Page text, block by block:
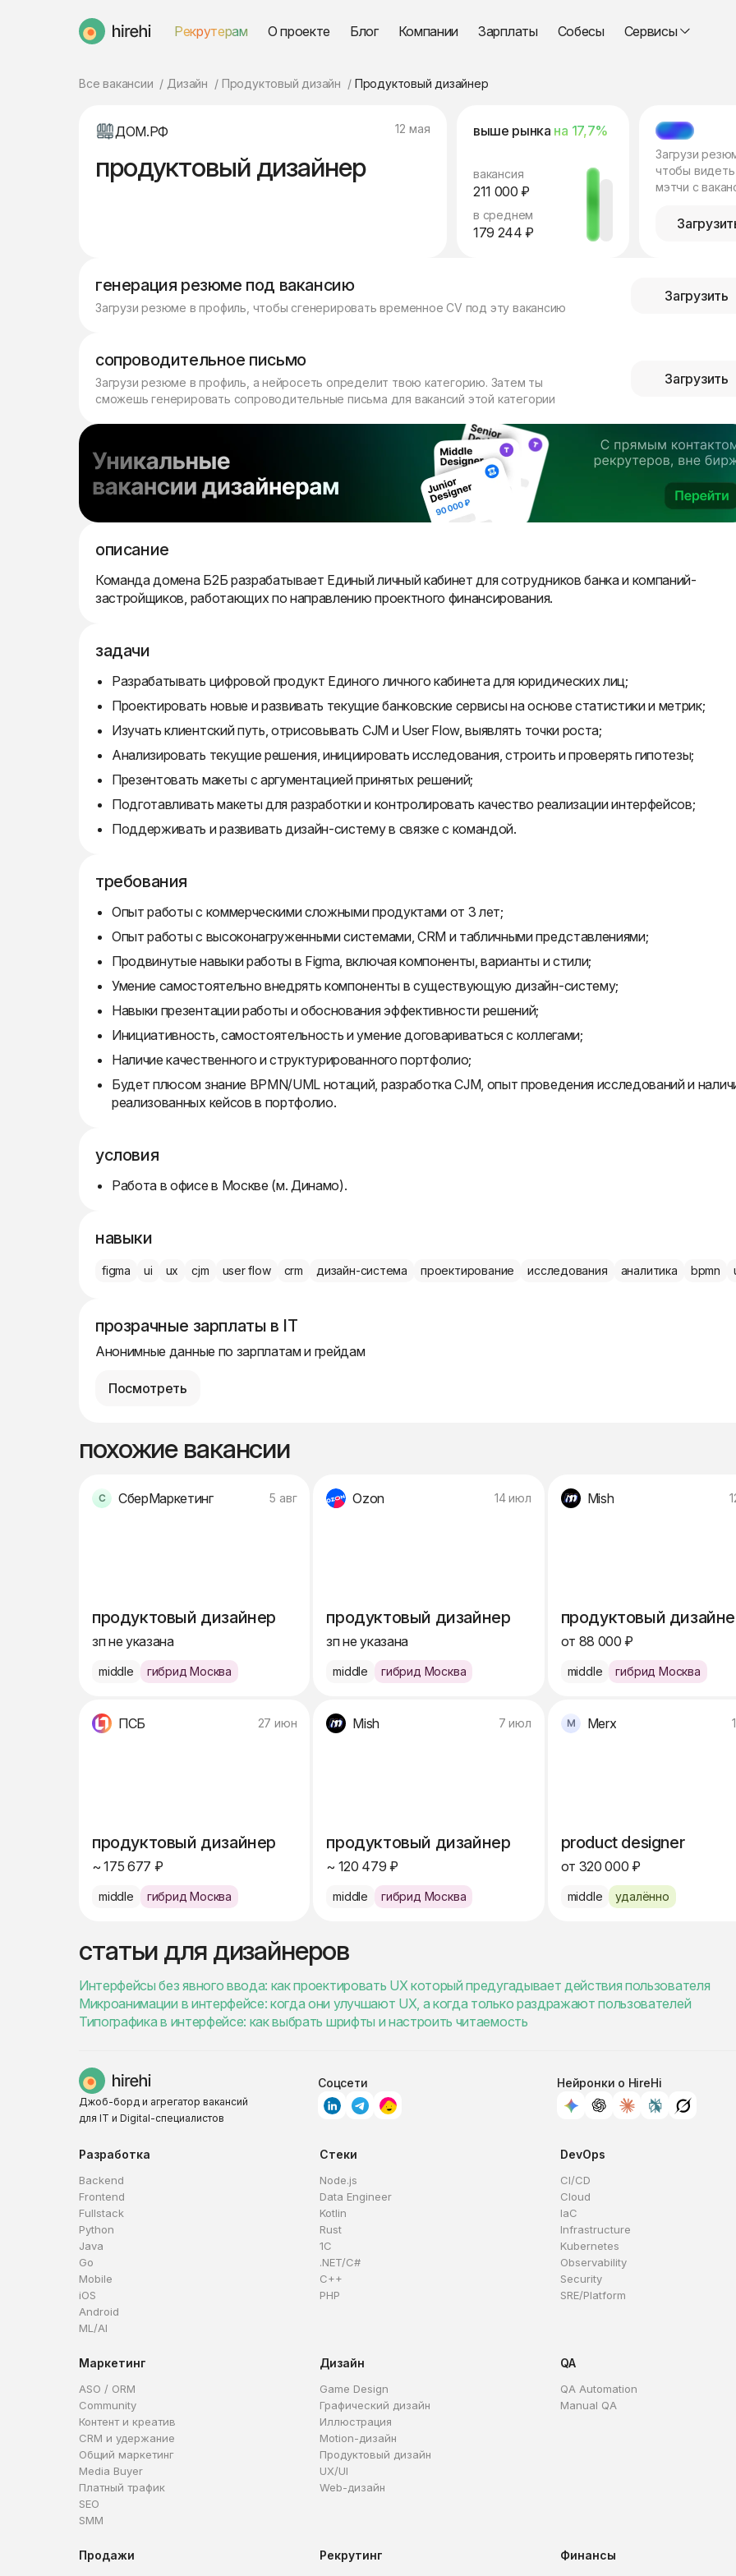
HireHi Рекрутерам О проекте Блог Компании Зарплаты Собесы Сервисы
Все вакансии Дизайн Продуктовый дизайн Продуктовый дизайнер
ДОМ.РФ 12 мая
продуктовый дизайнер
выше рынка на 17,7%
вакансия
211 000 ₽
в среднем
179 244 ₽
МЭТЧ
Загрузи
чтобы видеть
мэтчи с
генерация резюме под вакансию
Загрузи резюме в профиль, чтобы сгенерировать временное CV под эту вакансию
Загрузить
сопроводительное письмо
Загрузи резюме в профиль, а нейросеть определит твою категорию. Затем ты
сможешь генерировать сопроводительные письма для вакансий этой категории
Загрузить
описание
Команда домена Б2Б разрабатывает Единый личный кабинет для сотрудников банка и компаний-
застройщиков, работающих по направлению проектного финансирования.
задачи
Разрабатывать цифровой продукт Единого личного кабинета для юридических лиц;
Проектировать новые и развивать текущие банковские сервисы на основе статистики и метрик;
Изучать клиентский путь, отрисовывать CJM и User Flow, выявлять точки роста;
Анализировать текущие решения, инициировать исследования, строить и проверять гипотезы;
Презентовать макеты с аргументацией принятых решений;
Подготавливать макеты для разработки и контролировать качество реализации интерфейсов;
Поддерживать и развивать дизайн-систему в связке с командой.
требования
Опыт работы с коммерческими сложными продуктами от 3 лет;
Опыт работы с высоконагруженными системами, CRM и табличными представлениями;
Продвинутые навыки работы в Figma, включая компоненты, варианты и стили;
Умение самостоятельно внедрять компоненты в существующую дизайн-систему;
Навыки презентации работы и обоснования эффективности решений;
Инициативность, самостоятельность и умение договариваться с коллегами;
Наличие качественного и структурированного портфолио;
Будет плюсом знание BPMN/UML нотаций, разработка CJM, опыт проведения исследований и
реализованных кейсов в портфолио.
условия
Работа в офисе в Москве (м. Динамо).
навыки
figma ui ux cjm user flow crm дизайн-система проектирование исследования аналитика bpmn
прозрачные зарплаты в IT
Анонимные данные по зарплатам и грейдам
Посмотреть
похожие вакансии
СберМаркетинг 5 авг
продуктовый дизайнер
зп не указана
middle гибрид Москва
Ozon 14 июл
продуктовый дизайнер
зп не указана
middle гибрид Москва
Mish
продуктовый
от 88 000 ₽
middle гибрид Москва
ПСБ 27 июн
продуктовый дизайнер
~ 175 677 ₽
middle гибрид Москва
Mish 7 июл
продуктовый дизайнер
~ 120 479 ₽
middle гибрид Москва
Merx
product designer
от 320 000 ₽
middle удалённо
статьи для дизайнеров
Интерфейсы без явного ввода: как проектировать UX который предугадывает действия пользователя
Микроанимации в интерфейсе: когда они улучшают UX, а когда только раздражают пользователей
Типографика в интерфейсе: как выбрать шрифты и настроить читаемость
Джоб-борд и агрегатор вакансий
для IT и Digital-специалистов
Соцсети Нейронки о HireHi
Разработка
Backend
Frontend
Fullstack
Python
Java
Go
Mobile
iOS
Android
ML/AI
Стеки
Node.js
Data Engineer
Kotlin
Rust
1C
.NET/C#
C++
PHP
DevOps
CI/CD
Cloud
IaC
Infrastructure
Kubernetes
Observability
Security
SRE/Platform
Маркетинг
ASO / ORM
Community
Контент и креатив
CRM и удержание
Общий маркетинг
Media Buyer
Платный трафик
SEO
SMM
Дизайн
Game Design
Графический дизайн
Иллюстрация
Motion-дизайн
Продуктовый дизайн
UX/UI
Web-дизайн
QA
QA Automation
Manual QA
Продажи Рекрутинг Финансы